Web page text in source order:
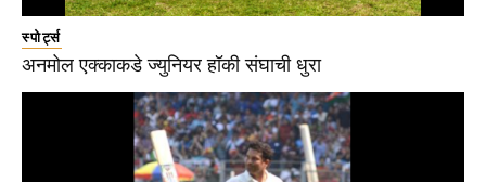
स्पोर्ट्स
अनमोल एक्काकडे ज्युनियर हॉकी संघाची धुरा